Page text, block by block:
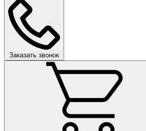
Заказать звонок